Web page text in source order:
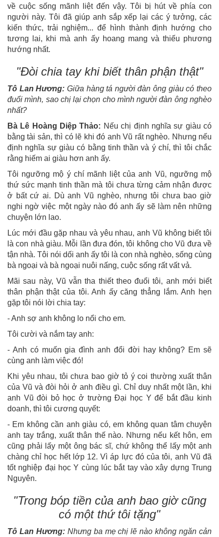
về cuộc sống mãnh liệt đến vậy. Tôi bị hút về phía con
người này. Tôi đã giúp anh sắp xếp lại các ý tưởng, các
kiến thức, trải nghiệm... để hình thành định hướng cho
tương lai, khi mà anh ấy hoang mang và thiếu phương
hướng nhất.
"Đòi chia tay khi biết thân phận thật"
Tô Lan Hương: Giữa hàng tá người đàn ông giàu có theo
đuổi mình, sao chị lại chọn cho mình người đàn ông nghèo
nhất?
Bà Lê Hoàng Diệp Thảo: Nếu chị định nghĩa sự giàu có
bằng tài sản, thì có lẽ khi đó anh Vũ rất nghèo. Nhưng nếu
định nghĩa sự giàu có bằng tinh thần và ý chí, thì tôi chắc
rằng hiếm ai giàu hơn anh ấy.
Tôi ngưỡng mộ ý chí mãnh liệt của anh Vũ, ngưỡng mộ
thứ sức mạnh tinh thần mà tôi chưa từng cảm nhận được
ở bất cứ ai. Dù anh Vũ nghèo, nhưng tôi chưa bao giờ
nghi ngờ việc một ngày nào đó anh ấy sẽ làm nên những
chuyện lớn lao.
Lúc mới đầu gặp nhau và yêu nhau, anh Vũ không biết tôi
là con nhà giàu. Mỗi lần đưa đón, tôi không cho Vũ đưa về
tận nhà. Tôi nói dối anh ấy tôi là con nhà nghèo, sống cùng
bà ngoại và bà ngoại nuôi nấng, cuộc sống rất vất vả.
Mãi sau này, Vũ vẫn tha thiết theo đuổi tôi, anh mới biết
thân phận thật của tôi. Anh ấy căng thẳng lắm. Anh hẹn
gặp tôi nói lời chia tay:
- Anh sợ anh không lo nổi cho em.
Tôi cười và nắm tay anh:
- Anh có muốn gia đình anh đổi đời hay không? Em sẽ
cùng anh làm việc đó!
Khi yêu nhau, tôi chưa bao giờ tỏ ý coi thường xuất thân
của Vũ và đòi hỏi ở anh điều gì. Chỉ duy nhất một lần, khi
anh Vũ đòi bỏ học ở trường Đại học Y để bắt đầu kinh
doanh, thì tôi cương quyết:
- Em không cần anh giàu có, em không quan tâm chuyện
anh tay trắng, xuất thân thế nào. Nhưng nếu kết hôn, em
cũng phải lấy một ông bác sĩ, chứ không thể lấy một anh
chàng chỉ học hết lớp 12. Vì áp lực đó của tôi, anh Vũ đã
tốt nghiệp đại học Y cùng lúc bắt tay vào xây dựng Trung
Nguyên.
"Trong bóp tiền của anh bao giờ cũng
có một thứ tôi tặng"
Tô Lan Hương:Nhưng ba mẹ chị lẽ nào không ngăn cản